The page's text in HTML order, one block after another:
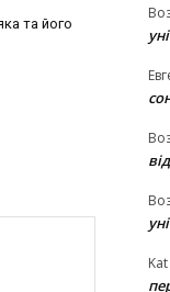
та його
Kat